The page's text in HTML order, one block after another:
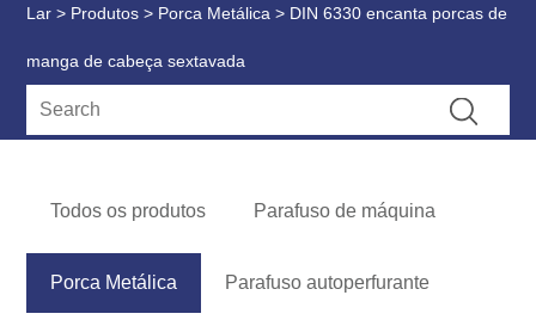
Lar > Produtos > Porca Metálica > DIN 6330 encanta porcas de
manga de cabeça sextavada
Todos os produtos Parafuso de máquina
Porca Metálica Parafuso autoperfurante